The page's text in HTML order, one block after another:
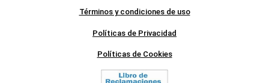
Términos y condiciones de uso
Políticas de Privacidad
Políticas de Cookies